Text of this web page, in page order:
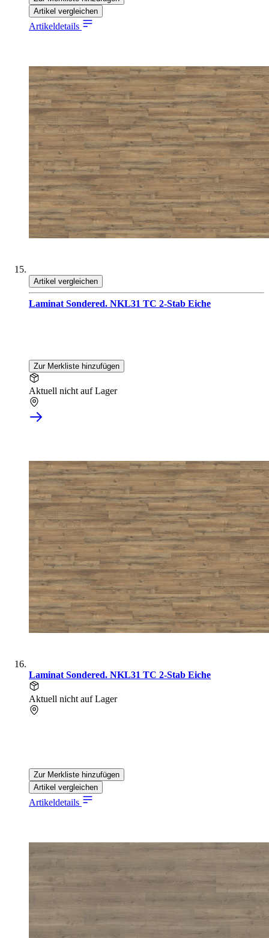
Artikel vergleichen
Artikeldetails
Artikel vergleichen
Laminat Sondered. NKL31 TC 2-Stab Eiche
Zur Merkliste hinzufügen
Aktuell nicht auf Lager
Laminat Sondered. NKL31 TC 2-Stab Eiche
Aktuell nicht auf Lager
Zur Merkliste hinzufügen
Artikel vergleichen
Artikeldetails